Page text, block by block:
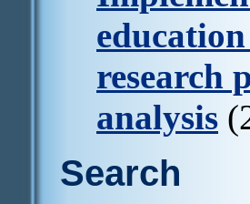
research
analysis
Search